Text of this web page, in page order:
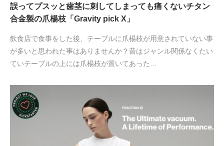
誤ってプスッと歯茎に刺してしまっても痛くないチタン
合金製の爪楊枝「Gravity pick X」
飲食店で食事をした後、テーブルに爪楊枝が用意されていない事
が多いと思われた事はありませんか？昔はジャンル関係なくたい
ていテーブルの上には爪楊枝が置いてあった…